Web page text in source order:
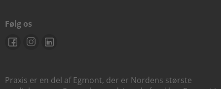
Følg os
Praxis er en del af Egmont, der er Nordens største